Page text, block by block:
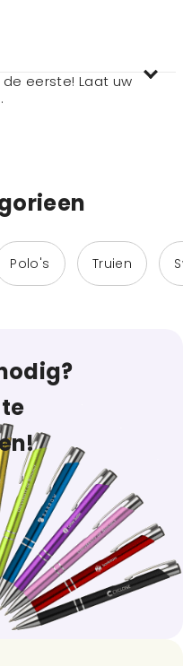
de eerste! Laat uw
Polo's Truien